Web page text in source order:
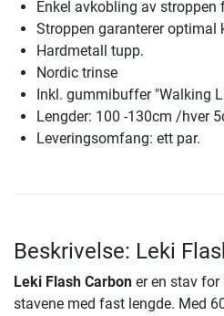
Enkel avkobling av stroppen
Stroppen garanterer optimal
Hardmetall tupp.
Nordic trinse
Inkl. gummibuffer "Walking
Lengder: 100 -130cm /hver
Leveringsomfang: ett par.
Beskrivelse: Leki
Leki Flash Carbon er en stav for
stavene med fast lengde. Med